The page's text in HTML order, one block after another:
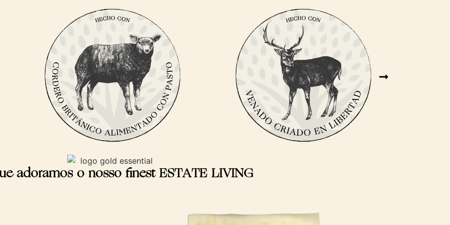
adoramos o nosso finest ESTATE LIVING